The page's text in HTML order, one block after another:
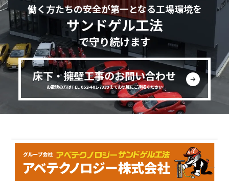
働く方たちの安全が第一となる工場環境を
サンドゲル工法
で守り続けます
床下・擁壁工事のお問い合わせ
お電話の方はTEL 052-401-7333までお気軽にご連絡ください